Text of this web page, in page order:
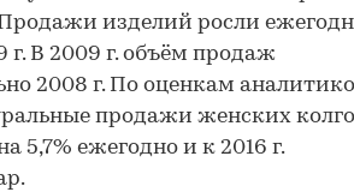
изделий росли
В 2009 г. объём продаж
2008 г. По оценкам
продажи женских
5,7% ежегодно и к 2016 г.